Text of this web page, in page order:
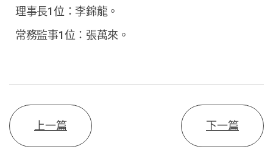
理事長1位：李錦龍。
常務監事1位：張萬來。
上一篇 下一篇